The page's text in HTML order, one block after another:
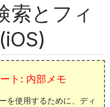
索とフィ
ト: 内部メモ
を使用するために、ディ